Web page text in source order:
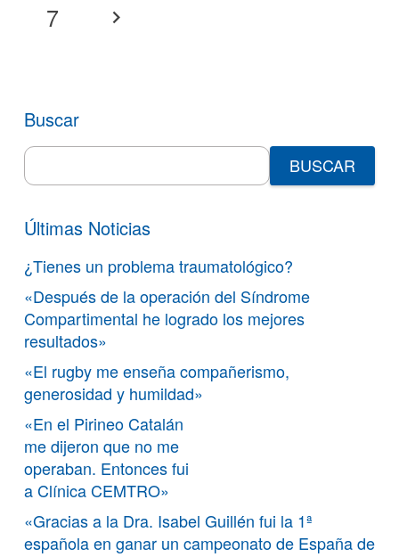
7
Buscar
Search
for:
Últimas Noticias
¿Tienes un problema traumatológico?
«Después de la operación del Síndrome
Compartimental he logrado los mejores
resultados»
«El rugby me enseña compañerismo,
generosidad y humildad»
«En el Pirineo Catalán
me dijeron que no me
operaban. Entonces fui
a Clínica CEMTRO»
«Gracias a la Dra. Isabel Guillén fui la 1ª
española en ganar un campeonato de España de